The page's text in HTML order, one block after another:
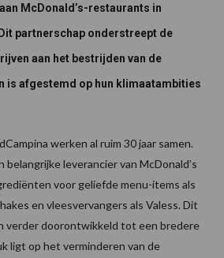
McDonald’s-restaurants in
partnerschap onderstreept de
aan het bestrijden van de
is afgestemd op hun klimaatambities
werken al ruim 30 jaar samen.
belangrijke leverancier van McDonald’s
voor geliefde menu-items als
en vleesvervangers als Valess. Dit
verder doorontwikkeld tot een bredere
ligt op het verminderen van de